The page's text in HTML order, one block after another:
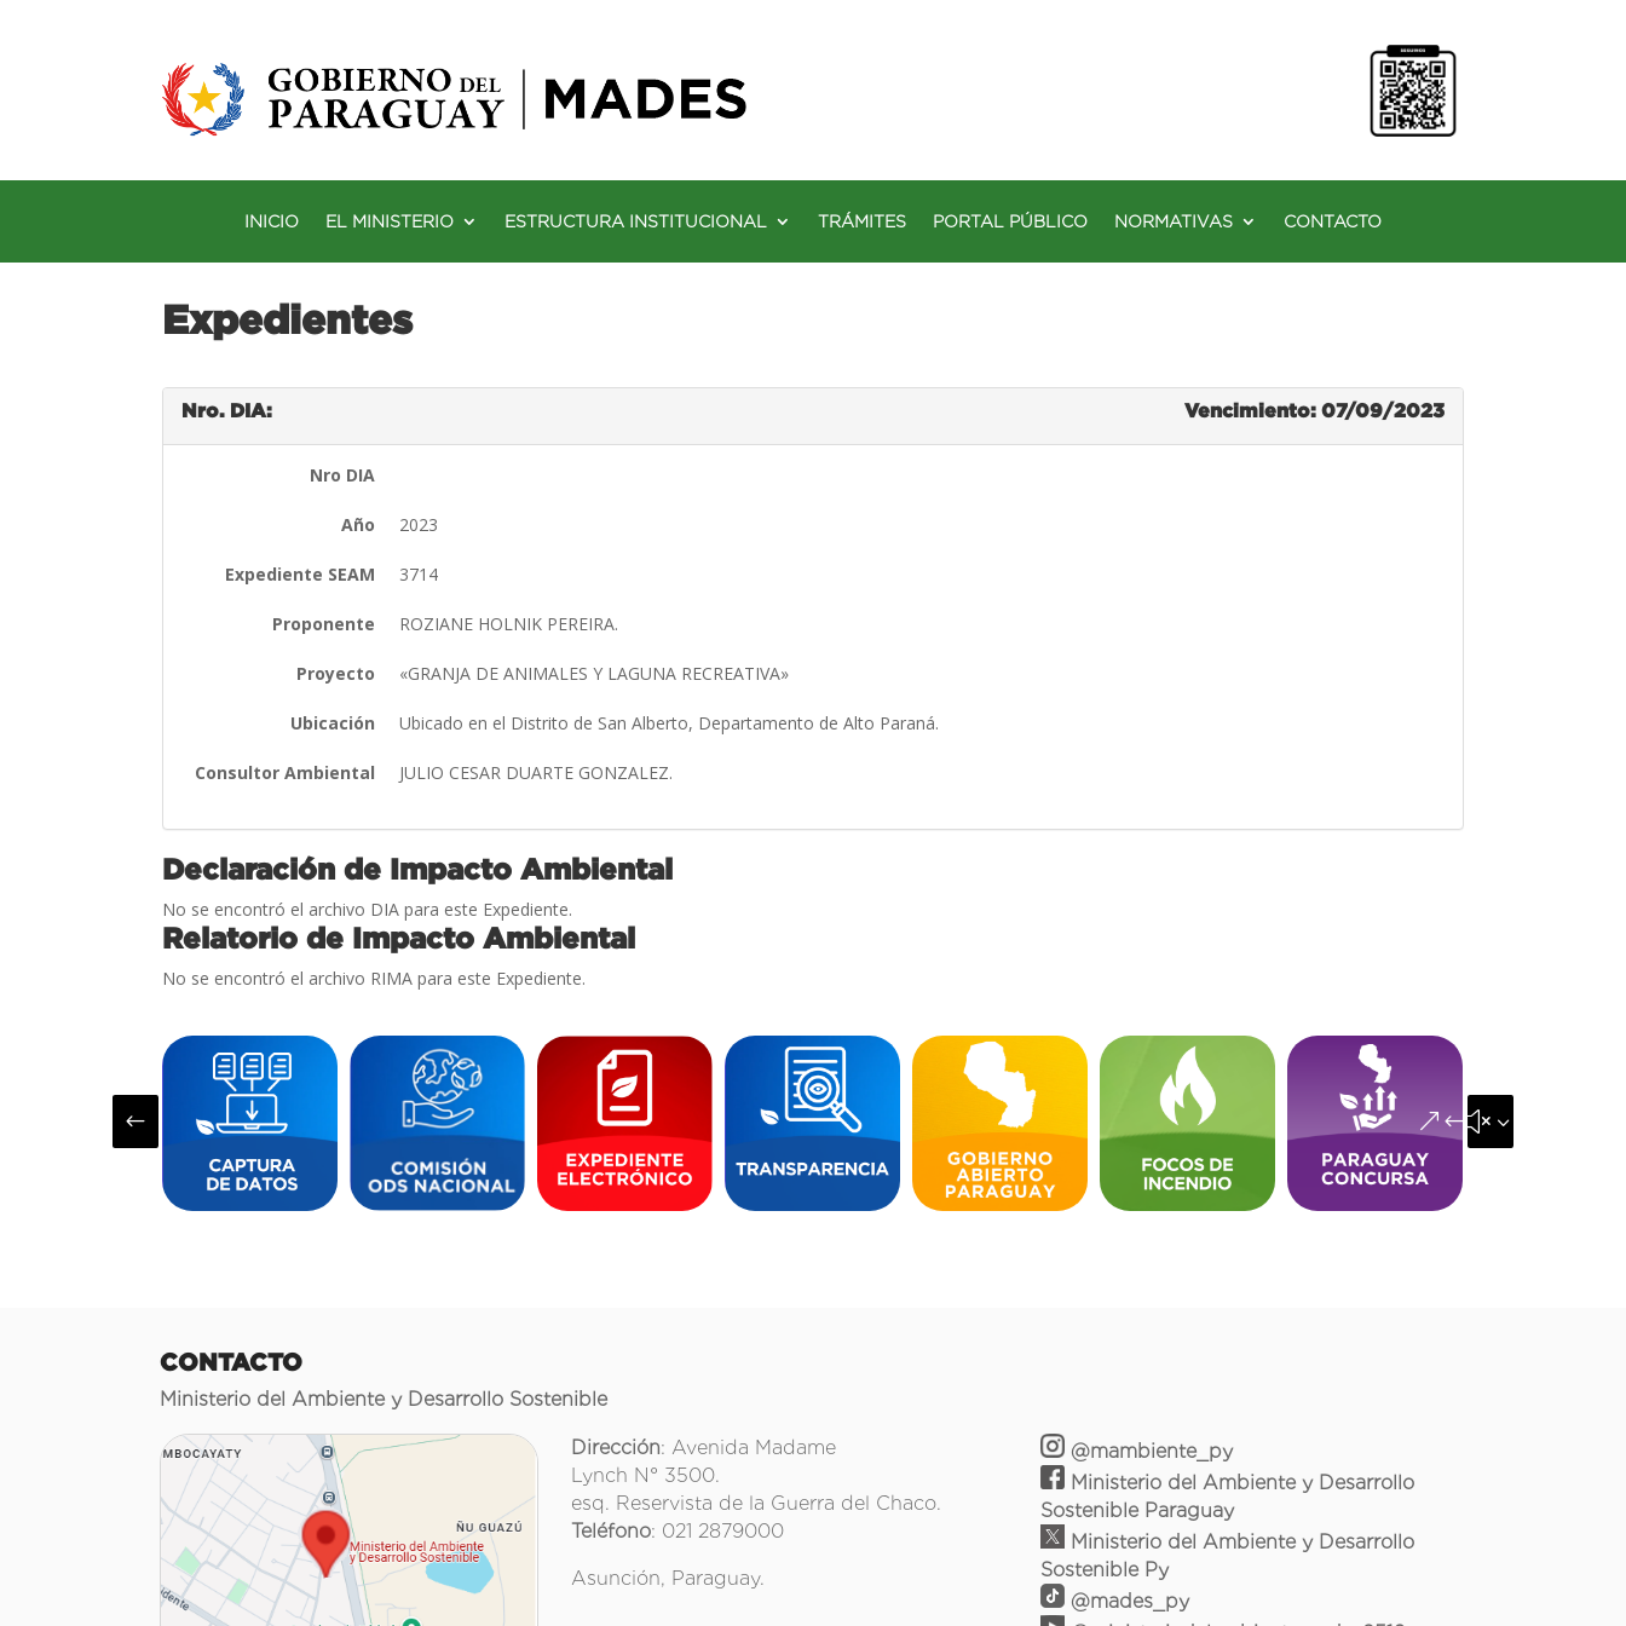
INICIO EL MINISTERIO ESTRUCTURA INSTITUCIONAL TRÁMITES PORTAL PÚBLICO NORMATIVAS CONTACTO
Expedientes
Nro. DIA: Vencimiento: 07/09/2023
Nro DIA
Año 2023
Expediente SEAM 3714
Proponente ROZIANE HOLNIK PEREIRA.
Proyecto «GRANJA DE ANIMALES Y LAGUNA RECREATIVA»
Ubicación Ubicado en el Distrito de San Alberto, Departamento de Alto Paraná.
Consultor Ambiental JULIO CESAR DUARTE GONZALEZ.
Declaración de Impacto Ambiental
No se encontró el archivo DIA para este Expediente.
Relatorio de Impacto Ambiental
No se encontró el archivo RIMA para este Expediente.
# &#x35;
CONTACTO
Ministerio del Ambiente y Desarrollo Sostenible
Dirección: Avenida Madame
Lynch N° 3500.
esq. Reservista de la Guerra del Chaco.
Teléfono: 021 2879000
Asunción, Paraguay.
@mambiente_py
Ministerio del Ambiente y Desarrollo
Sostenible Paraguay
Ministerio del Ambiente y Desarrollo
Sostenible Py
@mades_py